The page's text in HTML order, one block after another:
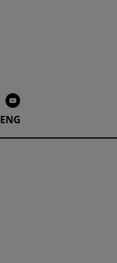
ENG